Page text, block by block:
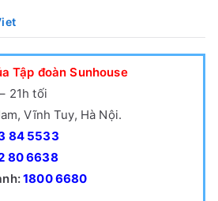
Tập đoàn Sunhouse
21h tối
Vĩnh Tuy, Hà Nội.
84 5533
80 6638
1800 6680